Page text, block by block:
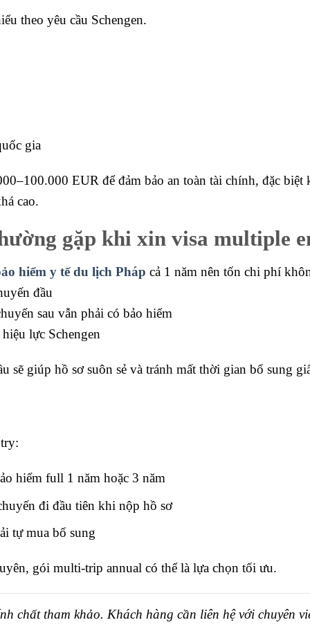
theo yêu cầu Schengen.
gia
EUR để đảm bảo an toàn tài chính, đặc biệt
cao.
gặp khi xin visa multiple
hiểm y tế du lịch Pháp cả 1 năm nên tốn chi phí
đầu
sau vẫn phải có bảo hiểm
lực Schengen
sẽ giúp hồ sơ suôn sẻ và tránh mất thời gian bổ sung
hiểm full 1 năm hoặc 3 năm
đi đầu tiên khi nộp hồ sơ
tự mua bổ sung
gói multi-trip annual có thể là lựa chọn tối ưu.
chất tham khảo. Khách hàng cần liên hệ với chuyên